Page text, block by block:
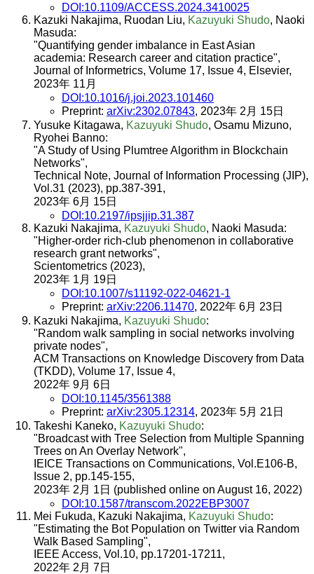
DOI:10.1109/ACCESS.2024.3410025
Kazuki Nakajima, Ruodan Liu, Kazuyuki Shudo, Naoki
Masuda:
"Quantifying gender imbalance in East Asian
academia: Research career and citation practice",
Journal of Informetrics, Volume 17, Issue 4, Elsevier,
2023年 11月
DOI:10.1016/j.joi.2023.101460
Preprint: arXiv:2302.07843, 2023年 2月 15日
Yusuke Kitagawa, Kazuyuki Shudo, Osamu Mizuno,
Ryohei Banno:
"A Study of Using Plumtree Algorithm in Blockchain
Networks",
Technical Note, Journal of Information Processing (JIP),
Vol.31 (2023), pp.387-391,
2023年 6月 15日
DOI:10.2197/ipsjjip.31.387
Kazuki Nakajima, Kazuyuki Shudo, Naoki Masuda:
"Higher-order rich-club phenomenon in collaborative
research grant networks",
Scientometrics (2023),
2023年 1月 19日
DOI:10.1007/s11192-022-04621-1
Preprint: arXiv:2206.11470, 2022年 6月 23日
Kazuki Nakajima, Kazuyuki Shudo:
"Random walk sampling in social networks involving
private nodes",
ACM Transactions on Knowledge Discovery from Data
(TKDD), Volume 17, Issue 4,
2022年 9月 6日
DOI:10.1145/3561388
Preprint: arXiv:2305.12314, 2023年 5月 21日
Takeshi Kaneko, Kazuyuki Shudo:
"Broadcast with Tree Selection from Multiple Spanning
Trees on An Overlay Network",
IEICE Transactions on Communications, Vol.E106-B,
Issue 2, pp.145-155,
2023年 2月 1日 (published online on August 16, 2022)
DOI:10.1587/transcom.2022EBP3007
Mei Fukuda, Kazuki Nakajima, Kazuyuki Shudo:
"Estimating the Bot Population on Twitter via Random
Walk Based Sampling",
IEEE Access, Vol.10, pp.17201-17211,
2022年 2月 7日